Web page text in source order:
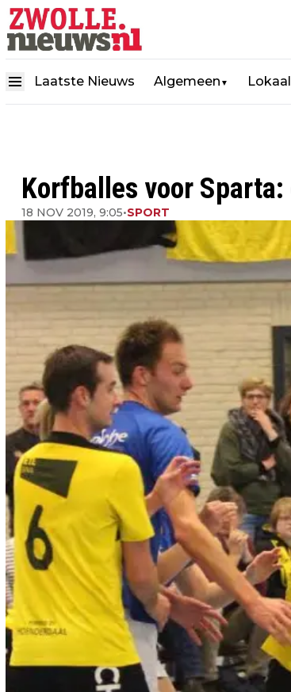
Laatste Nieuws Algemeen ▼
Korfballes voor
18 NOV 2019, 9:05•SPORT